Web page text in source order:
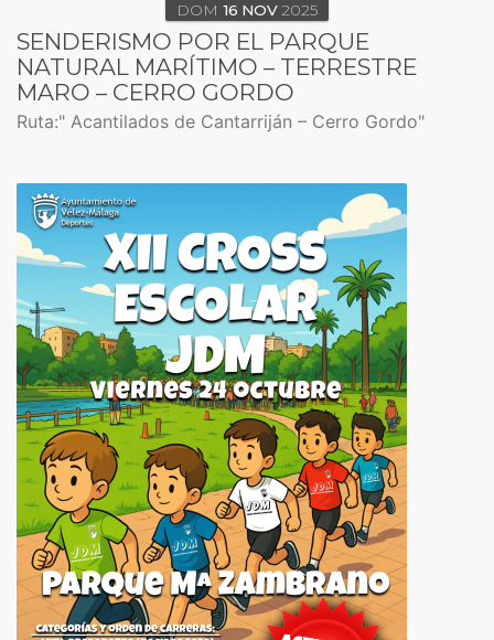
DOM 16 NOV2025
SENDERISMO POR EL PARQUE
NATURAL MARÍTIMO – TERRESTRE
MARO – CERRO GORDO
Ruta:" Acantilados de Cantarriján – Cerro Gordo"